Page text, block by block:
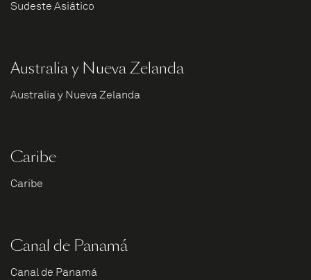
Sudeste Asiático
Australia y Nueva Zelanda
Australia y Nueva Zelanda
Caribe
Caribe
Canal de Panamá
Canal de Panamá